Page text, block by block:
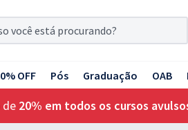
OFF Pós Graduação OAB
de 20% em todos os cursos